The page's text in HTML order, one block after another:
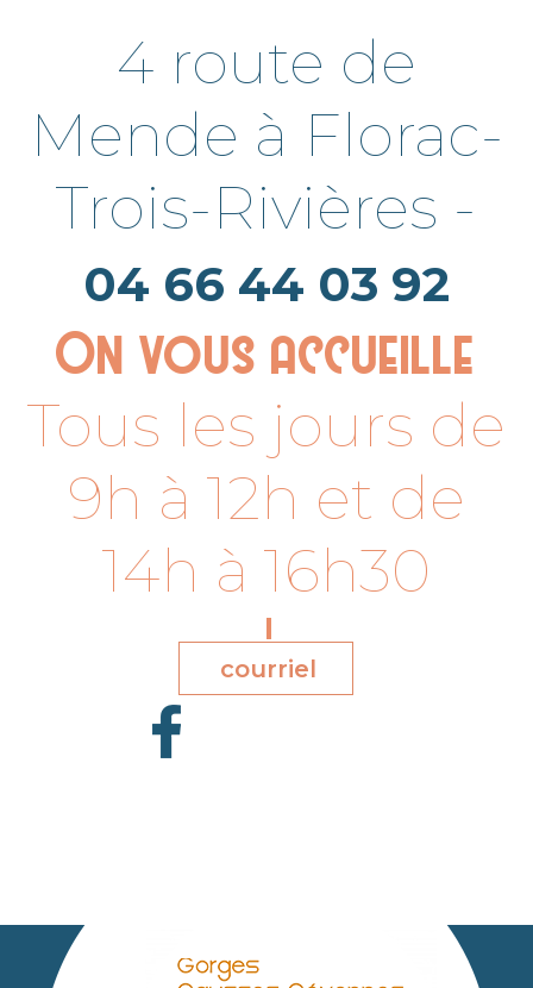
4 route de
Mende à Florac-
Trois-Rivières -
04 66 44 03 92
On vous accueille
Tous les jours de
9h à 12h et de
14h à 16h30
courriel